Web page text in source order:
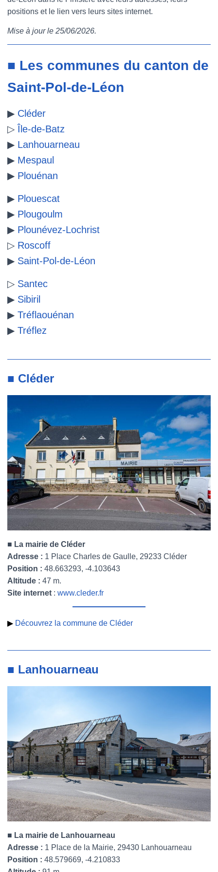
e
b
o
k
t
t
r
t
e
e
s
b
positions et le lien vers leurs sites internet.
Mise à jour le 25/06/2026.
■ Les communes du canton de
Saint-Pol-de-Léon
▶ Cléder
▷ Île-de-Batz
▶ Lanhouarneau
▶ Mespaul
▶ Plouénan
▶ Plouescat
▶ Plougoulm
▶ Plounévez-Lochrist
▷ Roscoff
▶ Saint-Pol-de-Léon
▷ Santec
▶ Sibiril
▶ Tréflaouénan
▶ Tréflez
■ Cléder
■ La mairie de Cléder
Adresse : 1 Place Charles de Gaulle, 29233 Cléder
Position : 48.663293, -4.103643
Altitude : 47 m.
Site internet : www.cleder.fr
▶ Découvrez la commune de Cléder
■ Lanhouarneau
■ La mairie de Lanhouarneau
Adresse : 1 Place de la Mairie, 29430 Lanhouarneau
Position : 48.579669, -4.210833